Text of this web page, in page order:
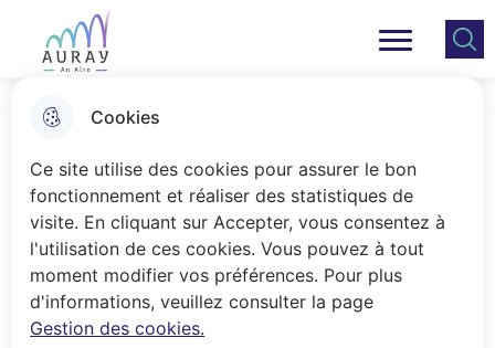
Cookies
Ce site utilise des cookies pour assurer le bon
fonctionnement et réaliser des statistiques de
visite. En cliquant sur Accepter, vous consentez à
l'utilisation de ces cookies. Vous pouvez à tout
moment modifier vos préférences. Pour plus
d'informations, veuillez consulter la page
Gestion des cookies.
Aller
au
menu
Consulter
le plan
Ville Auray Menu principal
réunion publique ce mardi 30
juin 🚶‍♀️🚴
Mobilité & Transport